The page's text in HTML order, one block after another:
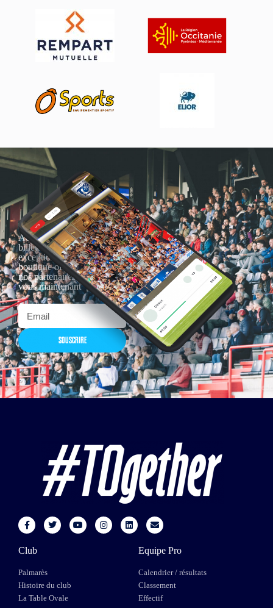
Actualités, nouveautés,
billetterie, remises
exceptionnelles dans la
boutique officielles & chez
nos partenaires… Inscrivez-
vous maintenant
SOUSCRIRE
Club
Palmarès
Histoire du club
La Table Ovale
Equipe Pro
Calendrier / résultats
Classement
Effectif